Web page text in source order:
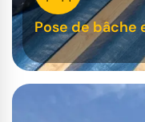
Pose de bâche